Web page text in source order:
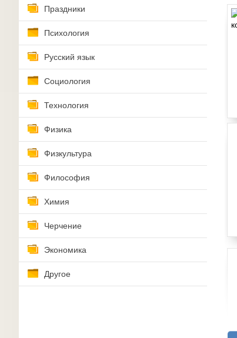
Праздники
Психология
Русский язык
Социология
Технология
Физика
Физкультура
Философия
Химия
Черчение
Экономика
Другое